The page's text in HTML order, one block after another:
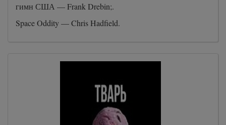
гимн США — Frank Drebin;.
Space Oddity — Chris Hadfield.